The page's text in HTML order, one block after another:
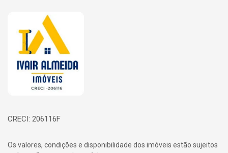
Página inicial
CRECI: 206116F
Os valores, condições e disponibilidade dos imóveis estão sujeitos